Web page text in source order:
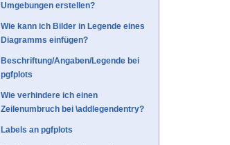
Umgebungen erstellen?
Wie kann ich Bilder in Legende eines
Diagramms einfügen?
Beschriftung/Angaben/Legende bei
pgfplots
Wie verhindere ich einen
Zeilenumbruch bei \addlegendentry?
Labels an pgfplots